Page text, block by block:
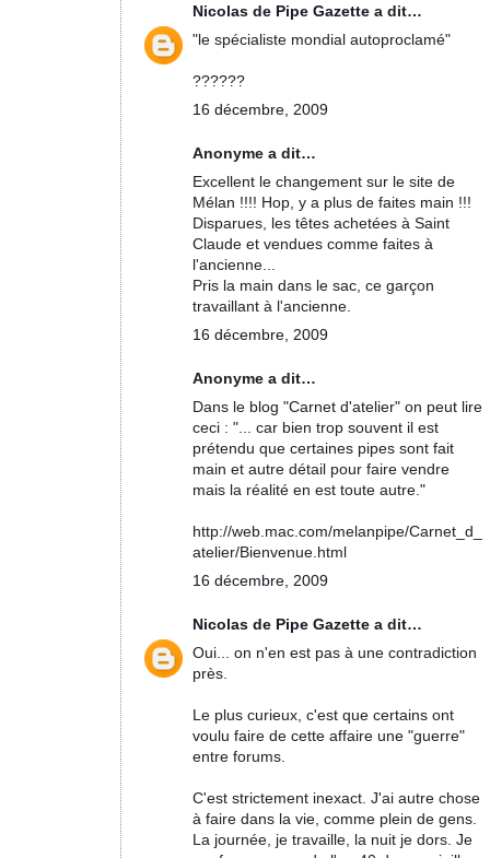
Nicolas de Pipe Gazette a dit…
"le spécialiste mondial autoproclamé"
??????
16 décembre, 2009
Anonyme a dit…
Excellent le changement sur le site de
Mélan !!!! Hop, y a plus de faites main !!!
Disparues, les têtes achetées à Saint
Claude et vendues comme faites à
l'ancienne...
Pris la main dans le sac, ce garçon
travaillant à l'ancienne.
16 décembre, 2009
Anonyme a dit…
Dans le blog "Carnet d'atelier" on peut lire
ceci : "... car bien trop souvent il est
prétendu que certaines pipes sont fait
main et autre détail pour faire vendre
mais la réalité en est toute autre."
http://web.mac.com/melanpipe/Carnet_d_
atelier/Bienvenue.html
16 décembre, 2009
Nicolas de Pipe Gazette a dit…
Oui... on n'en est pas à une contradiction
près.
Le plus curieux, c'est que certains ont
voulu faire de cette affaire une "guerre"
entre forums.
C'est strictement inexact. J'ai autre chose
à faire dans la vie, comme plein de gens.
La journée, je travaille, la nuit je dors. Je